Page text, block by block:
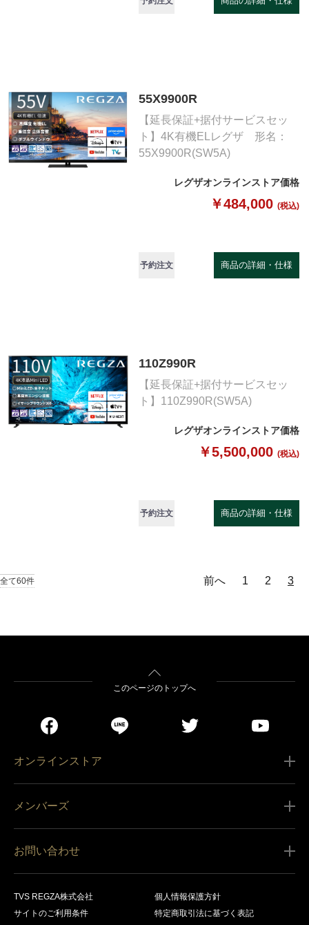
55X9900R
【延長保証+据付サービスセッ
ト】4K有機ELレグザ 形名：
55X9900R(SW5A)
レグザオンラインストア価格
￥484,000 (税込)
予約注文 商品の詳細・仕様
110Z990R
【延長保証+据付サービスセッ
ト】110Z990R(SW5A)
レグザオンラインストア価格
￥5,500,000 (税込)
予約注文 商品の詳細・仕様
全て60件 前へ 1 2 3
このページのトップへ
オンラインストア
営業日カレンダー
メンバーズ
会員規約
商品登録
お問い合わせ
TVS REGZA株式会社
個人情報保護方針
サイトのご利用条件
特定商取引法に基づく表記